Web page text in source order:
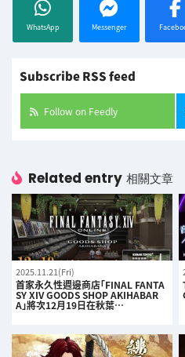
WhatsApp Messenger
Subscribe RSS feed
Follow on Feedly
Related entry 相關文章
2025.11.21(Fri)
首家永久性週邊商店「FINAL FANTA
SY XIV GOODS SHOP AKIHABAR
A」將次12月19日在秋葉…